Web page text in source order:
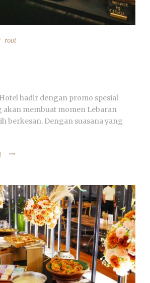
root
hadir dengan promo spesial
akan membuat momen Lebaran
berkesan. Dengan suasana yang